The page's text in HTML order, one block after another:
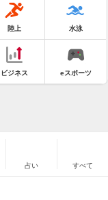
陸上 水泳
ビジネス eスポーツ
占い すべて